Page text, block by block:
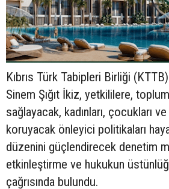
Kıbrıs Türk Tabipleri Birliği
Sinem Şığıt İkiz, yetkililere,
sağlayacak, kadınları, çocukları
koruyacak önleyici politikaları
düzenini güçlendirecek denetim
etkinleştirme ve hukukun
çağrısında bulundu.